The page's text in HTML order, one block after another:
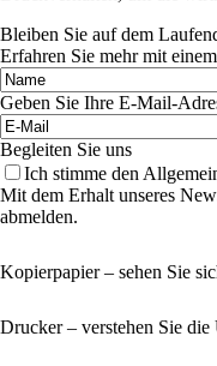
Bleiben Sie auf dem
Erfahren Sie mehr mit
Geben Sie Ihre E-Mail-
Begleiten Sie uns
Ich stimme den
Mit dem Erhalt unseres
abmelden.
Kopierpapier – sehen Sie
Drucker – verstehen Sie